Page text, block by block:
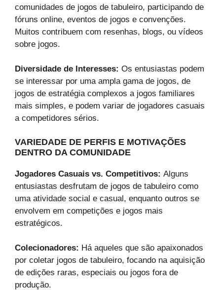
comunidades de jogos de tabuleiro, participando de
fóruns online, eventos de jogos e convenções.
Muitos contribuem com resenhas, blogs, ou vídeos
sobre jogos.
Diversidade de Interesses: Os entusiastas podem
se interessar por uma ampla gama de jogos, de
jogos de estratégia complexos a jogos familiares
mais simples, e podem variar de jogadores casuais
a competidores sérios.
VARIEDADE DE PERFIS E MOTIVAÇÕES
DENTRO DA COMUNIDADE
Jogadores Casuais vs. Competitivos: Alguns
entusiastas desfrutam de jogos de tabuleiro como
uma atividade social e casual, enquanto outros se
envolvem em competições e jogos mais
estratégicos.
Colecionadores: Há aqueles que são apaixonados
por coletar jogos de tabuleiro, focando na aquisição
de edições raras, especiais ou jogos fora de
produção.